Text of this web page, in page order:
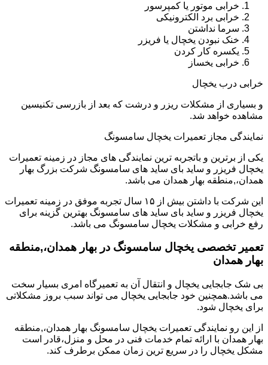
خرابی موتور یا کمپرسور
خرابی برد الکترونیکی
سرما نداشتن
خنک نبودن یخچال یا فریزر
یکسره کار کردن
خرابی یخساز
خرابی درب یخچال
و بسیاری از مشکلات ریزر و درشت که بعد از بازرسی تکنیسین
مشاهده خواهد شد.
نمایندگی مجاز تعمیرات یخچال سامسونگ
یکی از برترین و باتجربه ترین نمایندگی های مجاز در زمینه تعمیرات
یخچال فریزر و ساید بای ساید های سامسونگ شرکت بزرگ بهار
همدان،,منطقه بهار همدان می باشد.
این شرکت با داشتن بیش از ۱۵ سال تجربه موفق در زمینه تعمیرات
یخچال فریزر و ساید بای ساید های سامسونگ بهترین گزینه برای
رفع خرابی و مشکلات یخچال سامسونگ می باشد.
تعمیر تخصصی یخچال سامسونگ در بهار همدان،,منطقه
بهار همدان
بی شک جابجایی یخچال و انتقال آن به تعمیرگاه امری بسیار سخت
می باشد.همچنین خود جابجایی یخچال می تواند سبب بروز مشکلاتی
برای یخچال شود.
از این رو نمایندگی تعمیرات یخچال سامسونگ بهار همدان،,منطقه
بهار همدان با ارائه تمام خدمات فنی در محل و منزل،قادر است
مشکل یخچال را در سریع ترین زمان ممکن برطرف کند.